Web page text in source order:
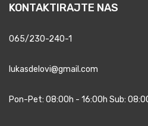
KONTAKTIRAJTE NAS
065/230-240-1
lukasdelovi@gmail.com
Pon-Pet: 08:00h - 16:00h Sub: